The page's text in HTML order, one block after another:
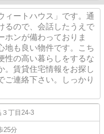
ィートハウス」です。通
るので、会話したうえで
ホンが備わっておりま
地も良い物件です。こち
性の高い暮らしをするな
。賃貸住宅情報をお探し
ご連絡下さい。しっかり
３丁目24-3
25分